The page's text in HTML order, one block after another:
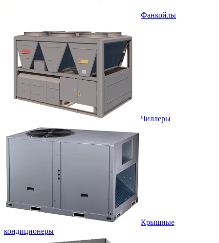
Фанкойлы
Чиллеры
Крышные
кондиционеры